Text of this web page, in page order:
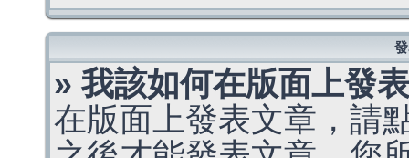
» 我該如何在版面上發
在版面上發表文章，請